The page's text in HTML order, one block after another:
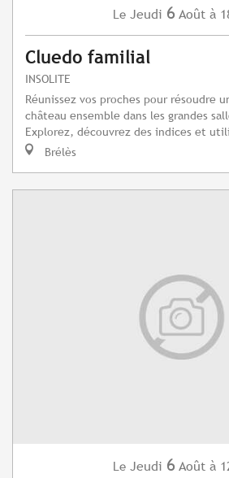
Le Jeudi 6 Août à
Cluedo familial
INSOLITE
Réunissez vos proches pour résoudre
château ensemble dans les grandes
Explorez, découvrez des indices et
Brélès
Le Jeudi 6 Août à